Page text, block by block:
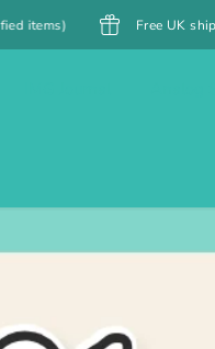
Free Shipping to Hong